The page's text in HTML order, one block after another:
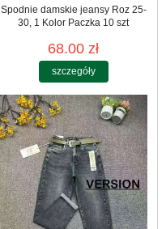
Spodnie damskie jeansy Roz 25-
30, 1 Kolor Paczka 10 szt
68.00 zł
szczegóły